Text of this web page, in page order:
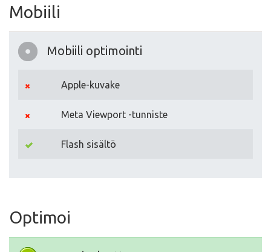
Mobiili
Mobiili optimointi
Apple-kuvake
Meta Viewport -tunniste
Flash sisältö
Optimoi